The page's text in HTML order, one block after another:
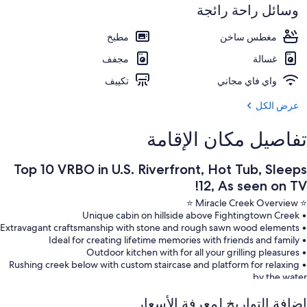
وسائل راحة رائجة
مغطس ساخن
مطبخ
غسالة
مجفف
واي فاي مجاني
تكييف
عرض الكل
تفاصيل مكان الإقامة
Top 10 VRBO in U.S. Riverfront, Hot Tub, Sleeps
12, As seen on TV!
⭐️ Miracle Creek Overview ⭐️
• Unique cabin on hillside above Fightingtown Creek
• Extravagant craftsmanship with stone and rough sawn wood elements
• Ideal for creating lifetime memories with friends and family
• Outdoor kitchen with for all your grilling pleasures
• Rushing creek below with custom staircase and platform for relaxing
by the water
⭐️ Miracle Creek Interior ⭐️
إضافة التواريخ لمعرفة الأسعار